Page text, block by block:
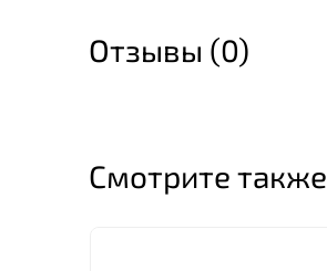
Отзывы (0)
Смотрите также